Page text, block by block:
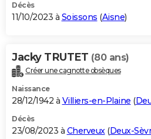
Décès
11/10/2023 à Soissons (Aisne)
Jacky TRUTET (80 ans)
Créer une cagnotte obsèques
Naissance
28/12/1942 à Villiers-en-Plaine (
Décès
23/08/2023 à Cherveux(Deux-